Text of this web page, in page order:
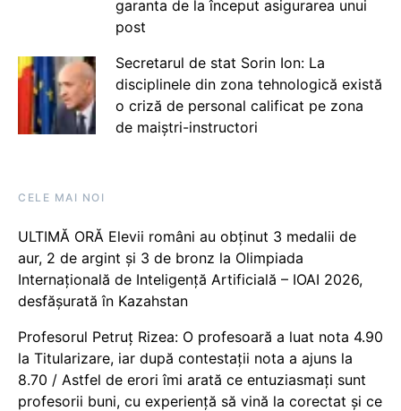
garanta de la început asigurarea unui
post
Secretarul de stat Sorin Ion: La
disciplinele din zona tehnologică există
o criză de personal calificat pe zona
de maiștri-instructori
CELE MAI NOI
ULTIMĂ ORĂ Elevii români au obținut 3 medalii de
aur, 2 de argint și 3 de bronz la Olimpiada
Internațională de Inteligență Artificială – IOAI 2026,
desfășurată în Kazahstan
Profesorul Petruț Rizea: O profesoară a luat nota 4.90
la Titularizare, iar după contestații nota a ajuns la
8.70 / Astfel de erori îmi arată ce entuziasmați sunt
profesorii buni, cu experiență să vină la corectat și ce